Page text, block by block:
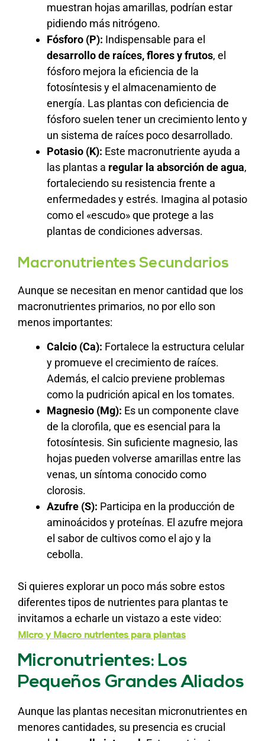
muestran hojas amarillas, podrían estar
pidiendo más nitrógeno.
Fósforo (P): Indispensable para el
desarrollo de raíces, flores y frutos, el
fósforo mejora la eficiencia de la
fotosíntesis y el almacenamiento de
energía. Las plantas con deficiencia de
fósforo suelen tener un crecimiento lento y
un sistema de raíces poco desarrollado.
Potasio (K): Este macronutriente ayuda a
las plantas a regular la absorción de agua,
fortaleciendo su resistencia frente a
enfermedades y estrés. Imagina al potasio
como el «escudo» que protege a las
plantas de condiciones adversas.
Macronutrientes Secundarios
Aunque se necesitan en menor cantidad que los
macronutrientes primarios, no por ello son
menos importantes:
Calcio (Ca): Fortalece la estructura celular
y promueve el crecimiento de raíces.
Además, el calcio previene problemas
como la pudrición apical en los tomates.
Magnesio (Mg): Es un componente clave
de la clorofila, que es esencial para la
fotosíntesis. Sin suficiente magnesio, las
hojas pueden volverse amarillas entre las
venas, un síntoma conocido como
clorosis.
Azufre (S): Participa en la producción de
aminoácidos y proteínas. El azufre mejora
el sabor de cultivos como el ajo y la
cebolla.
Si quieres explorar un poco más sobre estos
diferentes tipos de nutrientes para plantas te
invitamos a echarle un vistazo a este video:
Micro y Macro nutrientes para plantas
Micronutrientes: Los
Pequeños Grandes Aliados
Aunque las plantas necesitan micronutrientes en
menores cantidades, su presencia es crucial